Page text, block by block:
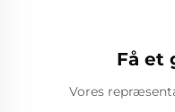
Få et
Vores